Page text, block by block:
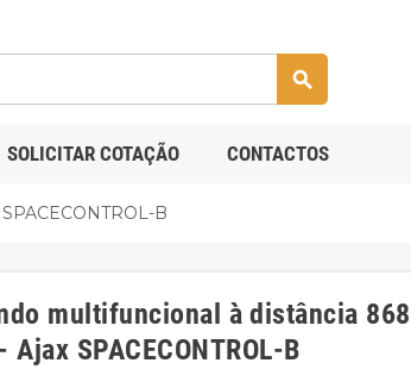
search
SOLICITAR COTAÇÃO CONTACTOS
B
multifuncional à distância
Ajax SPACECONTROL-B